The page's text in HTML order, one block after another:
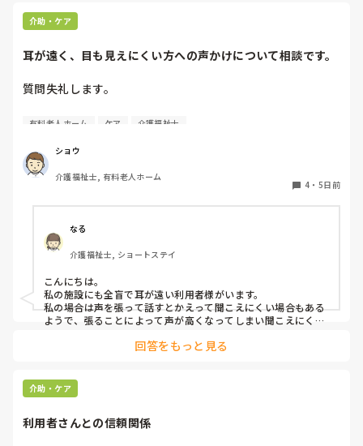
介助・ケア
耳が遠く、目も見えにくい方への声かけについて相談です。
質問失礼します。
耳が遠く、目もあまり見えていない利用者様への声かけにつ
現在、私は「大きな声で、ゆっくり耳元でお話しする」とい
う方法で対応しています。
聞き取れると安心していただける方なので何とか理解しても
かり、痛めてしまうことがあります。
みなさんの職場で、このような方と関わる際に工夫している
ことや、喉に負担をかけずに意思疎通ができる良い方法など
よろしくお願いします。
有料老人ホーム ケア 介護福祉士
ショウ
介護福祉士, 有料老人ホーム
4 ・ 5日前
なる
介護福祉士, ショートステイ
こんにちは。
私の施設にも全盲で耳が遠い利用者様がいます。
私の場合は声を張って話すとかえって聞こえにくい場合もある
ようで、張ることによって声が高くなってしまい聞こえにくい
回答をもっと見る
介助・ケア
利用者さんとの信頼関係